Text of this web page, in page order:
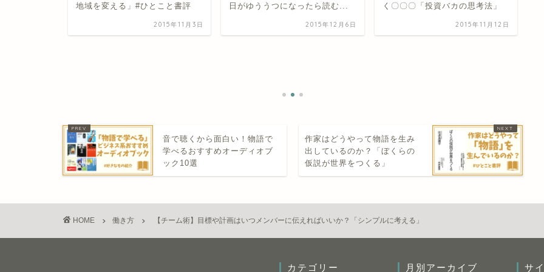
日がゆううつになったら読む...
2015年12月6日
く〇〇〇「投資バカの思考法」
2015年11月12日
音で聴くから面白い！物語で
学べるおすすめオーディオブ
ック10選
作家はどうやって物語を生み
出しているのか？「ぼくらの
仮説が世界をつくる」
HOME 働き方 【チーム術】目標や計画はいつメンバーに伝えればいいか？「シンプルに考える」
カテゴリー 月別アーカイブ サ